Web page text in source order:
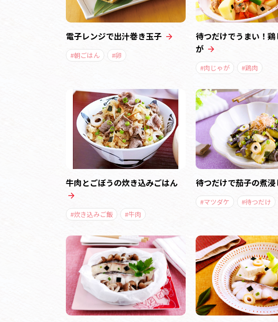
電子レンジで出汁巻き玉子
#朝ごはん #卵
待つだけでうまい！鶏
が
#肉じゃが #鶏肉
牛肉とごぼうの炊き込みごはん
#炊き込みご飯 #牛肉
待つだけで茄子の煮浸
#マツダケ #待つだけ